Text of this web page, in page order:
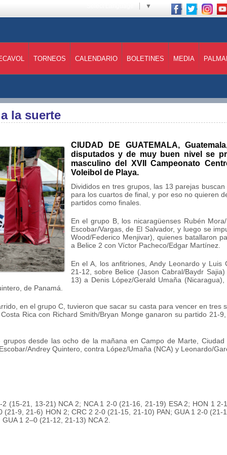
▼
TORNEOS CALENDARIO BOLETINES MEDIA
la suerte
CIUDAD DE GUATEMALA,
disputados y de muy buen nivel se
masculino del XVII Campeonato
Voleibol de Playa.
Divididos en tres grupos, las 13 parejas
para los cuartos de final, y por eso no quieren
partidos como finales.
En el grupo B, los nicaragüenses Rubén
Escobar/Vargas, de El Salvador, y luego se
Wood/Federico Menjivar), quienes batallaron
a Belice 2 con Víctor Pacheco/Edgar Martínez.
En el A, los anfitriones, Andy Leonardo y
21-12, sobre Belice (Jason Cabral/Baydr
13) a Denis López/Gerald Umaña
de Panamá.
en el grupo C, tuvieron que sacar su casta para vencer en tres
Rica con Richard Smith/Bryan Monge ganaron su partido 21-
desde las ocho de la mañana en Campo de Marte,
Andrey Quintero, contra López/Umaña (NCA) y Leonardo/
(15-21, 13-21) NCA 2; NCA 1 2-0 (21-16, 21-19) ESA 2; HON 1
(21-9, 21-6) HON 2; CRC 2 2-0 (21-15, 21-10) PAN; GUA 1 2-0
1 2–0 (21-12, 21-13) NCA 2.